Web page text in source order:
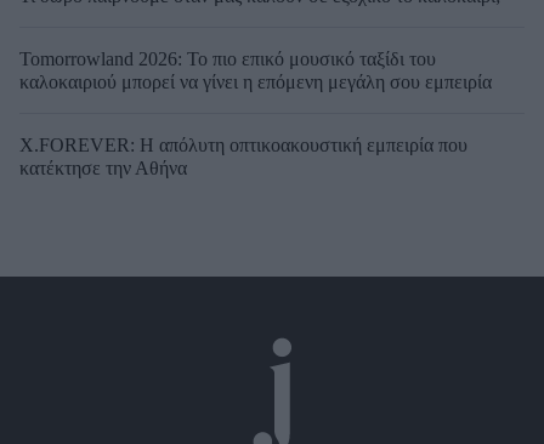
Tomorrowland 2026: Το πιο επικό μουσικό ταξίδι του
καλοκαιριού μπορεί να γίνει η επόμενη μεγάλη σου εμπειρία
X.FOREVER: Η απόλυτη οπτικοακουστική εμπειρία που
κατέκτησε την Αθήνα